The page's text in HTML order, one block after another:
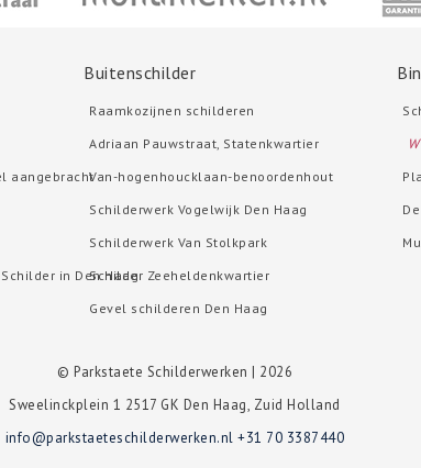
aangebracht
in Den Haag
Buitenschilder
Raamkozijnen schilderen
Adriaan Pauwstraat, Statenkwartier
Van-hogenhoucklaan-benoordenhout
Schilderwerk Vogelwijk Den Haag
Schilderwerk Van Stolkpark
Schilder Zeeheldenkwartier
Gevel schilderen Den Haag
© Parkstaete Schilderwerken | 2026
Sweelinckplein 1 2517 GK Den Haag, Zuid Holland
info@parkstaeteschilderwerken.nl +31 70 3387440